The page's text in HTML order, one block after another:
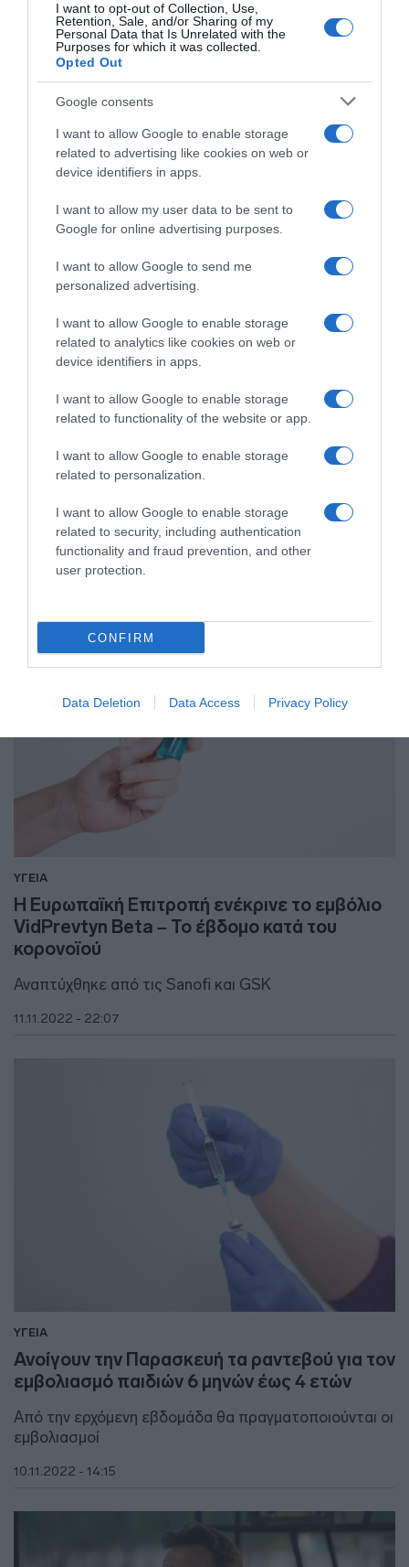
I want to opt-out of Collection, Use,
Retention, Sale, and/or Sharing of my
Personal Data that Is Unrelated with the
Purposes for which it was collected.
Opted Out
Google consents
I want to allow Google to enable storage
related to advertising like cookies on web or
device identifiers in apps.
I want to allow my user data to be sent to
Google for online advertising purposes.
I want to allow Google to send me
personalized advertising.
I want to allow Google to enable storage
related to analytics like cookies on web or
device identifiers in apps.
I want to allow Google to enable storage
related to functionality of the website or app.
I want to allow Google to enable storage
related to personalization.
I want to allow Google to enable storage
related to security, including authentication
functionality and fraud prevention, and other
user protection.
CONFIRM
Data Deletion Data Access Privacy Policy
ΕΛΛΑΔΑ
Με PCR ή Rapid Test επιστρέφουν οι
ανεμβολίαστοι υγειονομικοί στο ΕΣΥ
Τι ανέφερε ο Θάνος Πλεύρης
29.11.2022 - 19:55
“Βόμβα” από το ΣτΕ – Αντισυνταγματικός ο
Τι αναφέρει η απόφαση
24.11.2022 - 16:50
ΥΓΕΙΑ
Η Ευρωπαϊκή Επιτροπή ενέκρινε το εμβόλιο
VidPrevtyn Beta – Το έβδομο κατά του
κορονοϊού
Αναπτύχθηκε από τις Sanofi και GSK
11.11.2022 - 22:07
ΥΓΕΙΑ
Ανοίγουν την Παρασκευή τα ραντεβού για τον
εμβολιασμό παιδιών 6 μηνών έως 4 ετών
Από την ερχόμενη εβδομάδα θα πραγματοποιούνται οι
εμβολιασμοί
10.11.2022 - 14:15